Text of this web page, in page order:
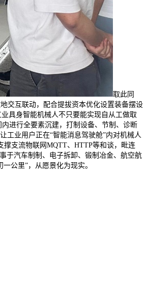
取此同
交互联动，配合提拔资本优化设置装备摆设
具身智能机械人不只要能实现自从工做取
进行全要素沉建，打制设备、节制、诊断
工业用户正在“智能消息驾驶舱”内对机械人
支流物联网MQTT、HTTP等和谈，毗连
于汽车制制、电子拆卸、锻制冶金、航空航
公里”，从愿景化为现实。